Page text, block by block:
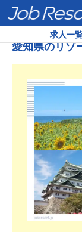
求人一
HOME 愛知県の
愛知県のリゾ